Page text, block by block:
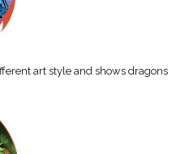
art style and shows dragons